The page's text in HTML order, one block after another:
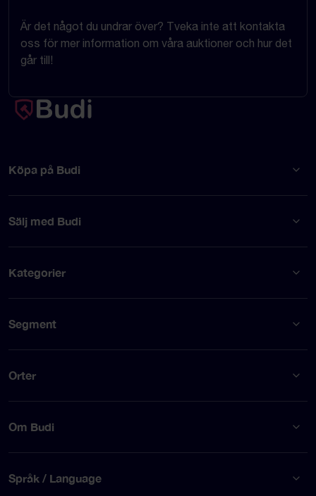
Är det något du undrar över? Tveka inte att kontakta
oss för mer information om våra auktioner och hur det
går till!
Köpa på Budi
Sälj med Budi
Kategorier
Segment
Orter
Om Budi
Språk / Language